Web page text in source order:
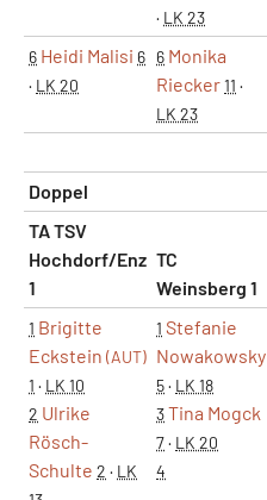
· LK 23
6 Heidi Malisi 6
· LK 20
6 Monika
Riecker11 ·
LK 23
Doppel
TA TSV
Hochdorf/Enz
1
TC
Weinsberg 1
1 Brigitte
Eckstein (AUT)
1 · LK 10
2 Ulrike
Rösch-
Schulte 2 · LK
1 Stefanie
Nowakowsky
5· LK 18
3Tina Mogck
7· LK 20
4